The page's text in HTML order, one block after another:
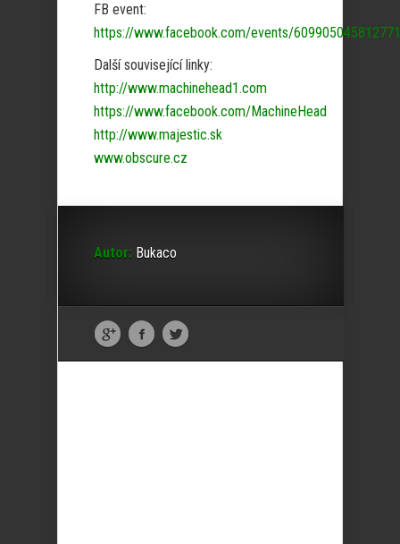
FB event:
https://www.facebook.com/events/
Další související linky:
http://www.machinehead1.com
https://www.facebook.com/MachineHead
http://www.majestic.sk
www.obscure.cz
Autor: Bukaco